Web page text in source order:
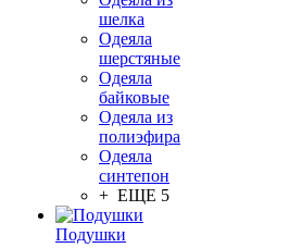
шелка
Одеяла
шерстяные
Одеяла
байковые
Одеяла из
полиэфира
Одеяла
синтепон
+ ЕЩЕ 5
Подушки